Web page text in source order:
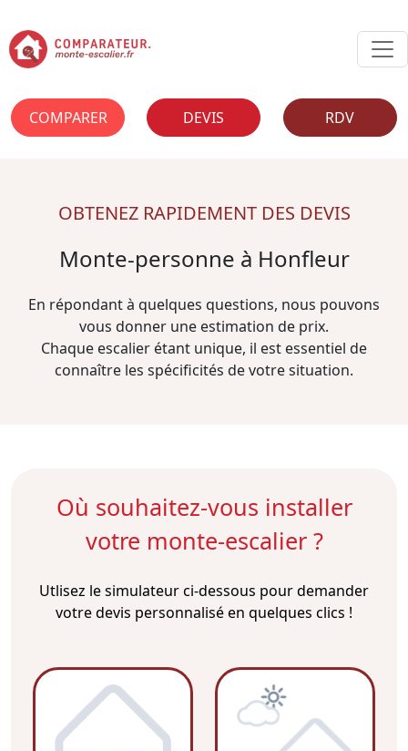
COMPARER DEVIS RDV
OBTENEZ RAPIDEMENT DES DEVIS
Monte-personne à Honfleur
En répondant à quelques questions, nous pouvons
vous donner une estimation de prix.
Chaque escalier étant unique, il est essentiel de
connaître les spécificités de votre situation.
Où souhaitez-vous installer
votre monte-escalier ?
Utlisez le simulateur ci-dessous pour demander
votre devis personnalisé en quelques clics !